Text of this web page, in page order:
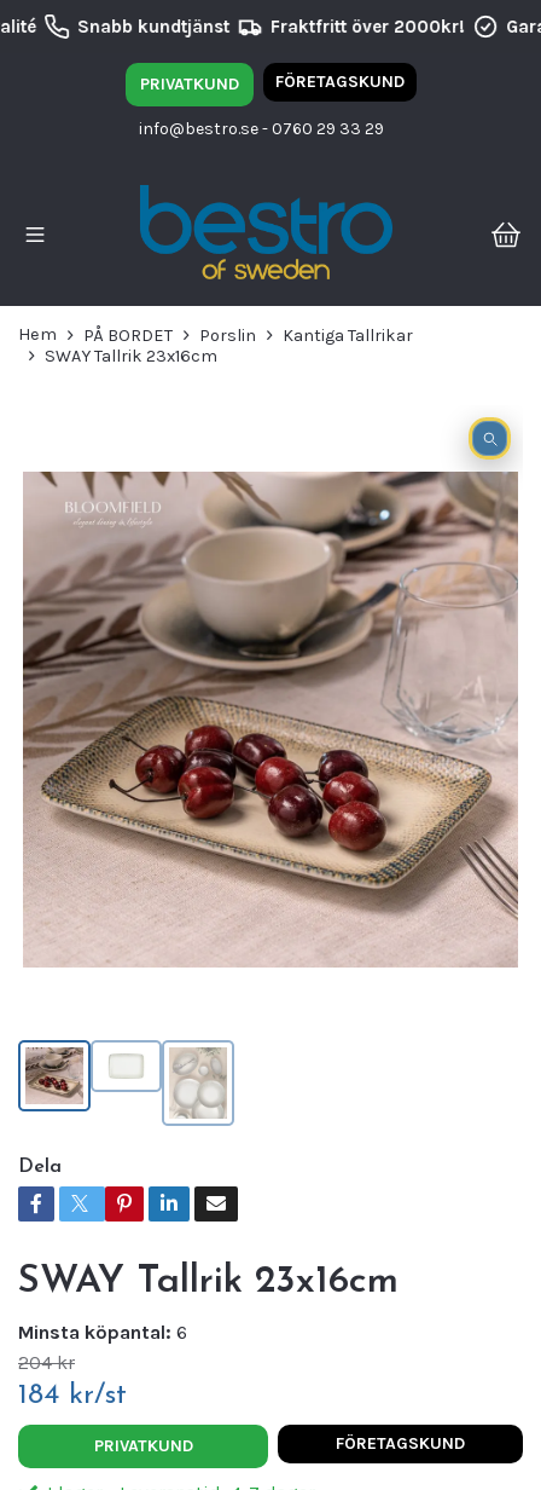
Snabb kundtjänst Fraktfritt över 2000kr!
PRIVATKUND FÖRETAGSKUND
info@bestro.se- 0760 29 33 29
Hem PÅ BORDET Porslin
Kantiga Tallrikar
SWAY Tallrik 23x16cm
Dela
SWAY Tallrik 23x16cm
Minsta köpantal: 6
204 kr
184 kr/st
PRIVATKUND FÖRETAGSKUND